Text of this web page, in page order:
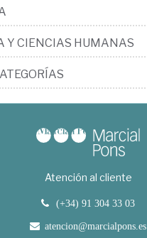
Y CIENCIAS HUMANAS
Atención al cliente
(+34) 91 304 33 03
atencion@marcialpons.es